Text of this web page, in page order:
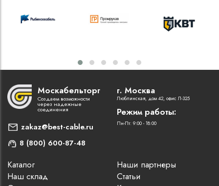
Москабельторг
Создаем возможности
через надежные
соединения
zakaz@best-cable.ru
8 (800) 600-87-48
г. Москва
Люблинская, дом 42, офис Л-325
Режим работы:
Пн-Пт: 9:00 - 18:00
Каталог
Наш склад
Наши партнеры
Статьи